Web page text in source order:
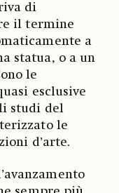
di
il termine
a
statua, o a un
le
esclusive
studi del
le
d’arte.